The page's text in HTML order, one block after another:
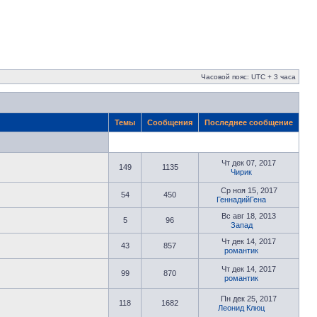
Часовой пояс: UTC + 3 часа
Темы Сообщения Последнее сообщение
149 1135
Чт дек 07, 2017
Чирик
54 450
Ср ноя 15, 2017
ГеннадийГена
5 96
Вс авг 18, 2013
Запад
43 857
Чт дек 14, 2017
романтик
99 870
Чт дек 14, 2017
романтик
118 1682
Пн дек 25, 2017
Леонид Клюц